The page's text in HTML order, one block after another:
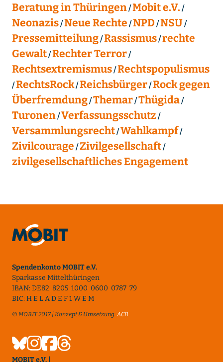
Beratung in Thüringen Mobit e.V.
Neonazis Neue Rechte NPD NSU
Pressemitteilung Rassismus rechte
Gewalt Rechter Terror
Rechtsextremismus Rechtspopulismus
RechtsRock Reichsbürger Rock gegen
Überfremdung Themar Thügida
Turonen Verfassungsschutz
Versammlungsrecht Wahlkampf
Zivilcourage Zivilgesellschaft
zivilgesellschaftliches Engagement
Spendenkonto MOBIT e.V.
Sparkasse Mittelthüringen
IBAN: DE82 8205 1000 0600 0787 79
BIC: H E L A D E F 1 W E M
© MOBIT 2017 | Konzept & Umsetzung:ACB
MOBIT e.V. |